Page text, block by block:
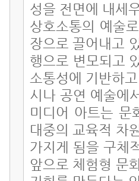
성을 전면에 내세
상호소통의 예술
장으로 끌어내고
행으로 변모되고
소통성에 기반하
시나 공연 예술에
미디어 아트는 문
대중의 교육적 차
가지게 됨을 구체
앞으로 체험형 문